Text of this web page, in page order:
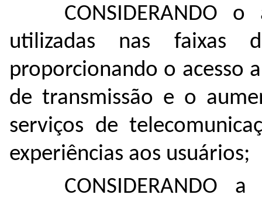
CONSIDERANDO
utilizadas nas
proporcionando o acesso
de transmissão e o
serviços de
experiências aos usuários;
CONSIDERANDO